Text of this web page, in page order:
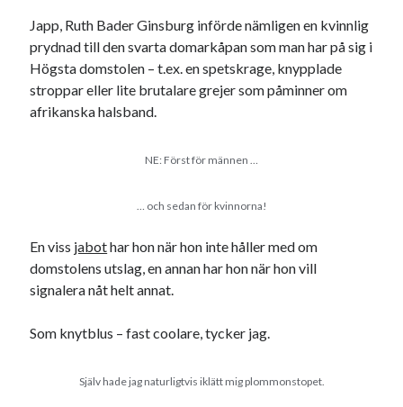
Japp, Ruth Bader Ginsburg införde nämligen en kvinnlig
prydnad till den svarta domarkåpan som man har på sig i
Högsta domstolen – t.ex. en spetskrage, knypplade
stroppar eller lite brutalare grejer som påminner om
afrikanska halsband.
NE: Först för männen …
… och sedan för kvinnorna!
En viss jabothar hon när hon inte håller med om
domstolens utslag, en annan har hon när hon vill
signalera nåt helt annat.
Som knytblus – fast coolare, tycker jag.
Själv hade jag naturligtvis iklätt mig plommonstopet.